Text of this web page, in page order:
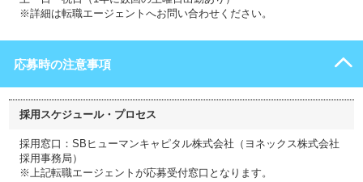
※詳細は転職エージェントへお問い合わせください。
応募時の注意事項
採用スケジュール・プロセス
採用窓口：SBヒューマンキャピタル株式会社（ヨネックス株式会社
採用事務局）
※上記転職エージェントが応募受付窓口となります。